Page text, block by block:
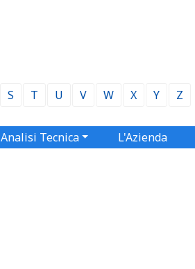
S T U V W X Y Z
Analisi Tecnica L'Azienda